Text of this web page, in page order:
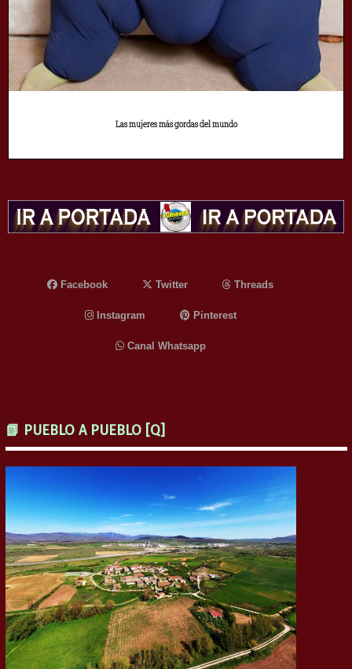
Las mujeres más gordas del mundo
Facebook Twitter Threads
Instagram Pinterest
Canal Whatsapp
📗 PUEBLO A PUEBLO [Q]